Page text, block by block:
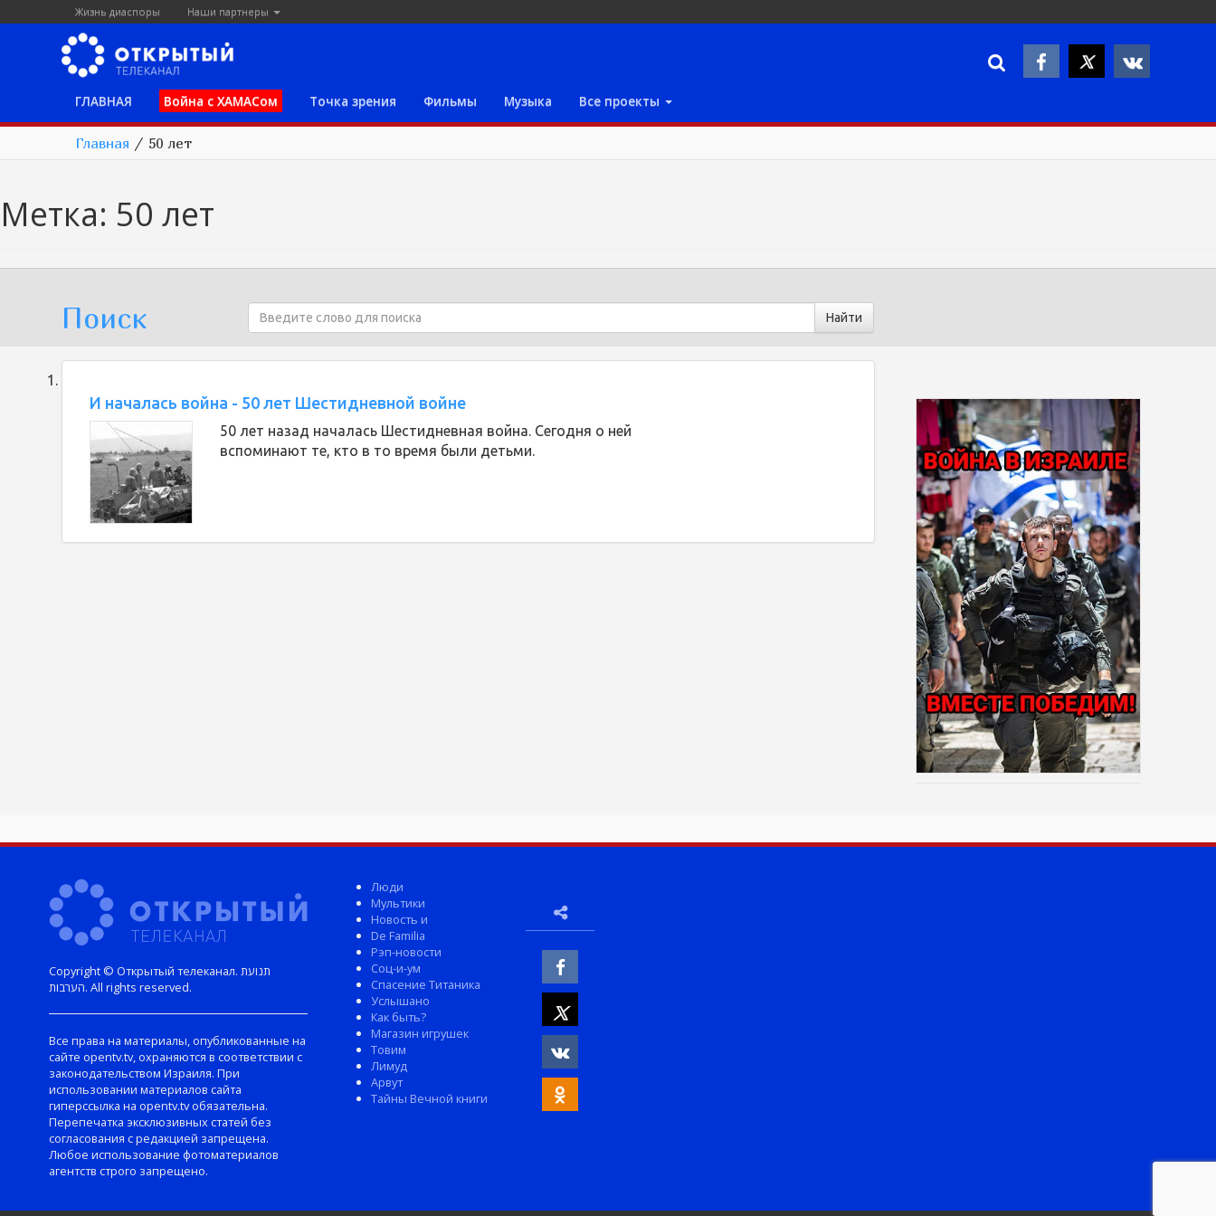
Жизнь диаспоры Наши партнеры
ГЛАВНАЯ Война с ХАМАСом Точка зрения Фильмы Музыка Все проекты
Главная / 50 лет
Метка: 50 лет
Поиск
И началась война - 50 лет Шестидневной войне
50 лет назад началась Шестидневная война. Сегодня о ней
вспоминают те, кто в то время были детьми.
Copyright © Открытый телеканал. תנועת
הערבות. All rights reserved.
Все права на материалы, опубликованные на
сайте opentv.tv, охраняются в соответствии с
законодательством Израиля. При
использовании материалов сайта
гиперссылка на opentv.tv обязательна.
Перепечатка эксклюзивных статей без
согласования с редакцией запрещена.
Любое использование фотоматериалов
агентств строго запрещено.
Люди
Мультики
Новость и
De Familia
Рэп-новости
Соц-и-ум
Спасение Титаника
Услышано
Как быть?
Магазин игрушек
Товим
Лимуд
Арвут
Тайны Вечной книги